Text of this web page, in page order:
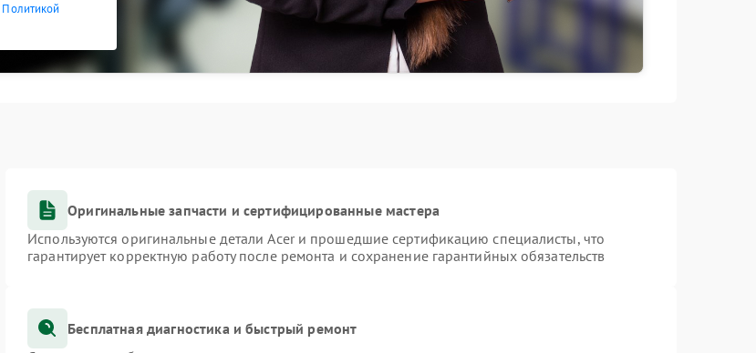
Политикой
Оригинальные запчасти и сертифицированные мастера
Используются оригинальные детали Acer и прошедшие сертификацию специалисты, что
гарантирует корректную работу после ремонта и сохранение гарантийных обязательств
Бесплатная диагностика и быстрый ремонт